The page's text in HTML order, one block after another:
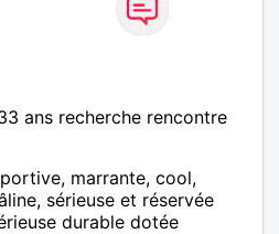
ans recherche rencontre
marrante, cool,
sérieuse et réservée
durable dotée